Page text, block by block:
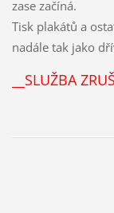
zase začíná.
Tisk plakátů a
nadále tak jako
__SLUŽBA